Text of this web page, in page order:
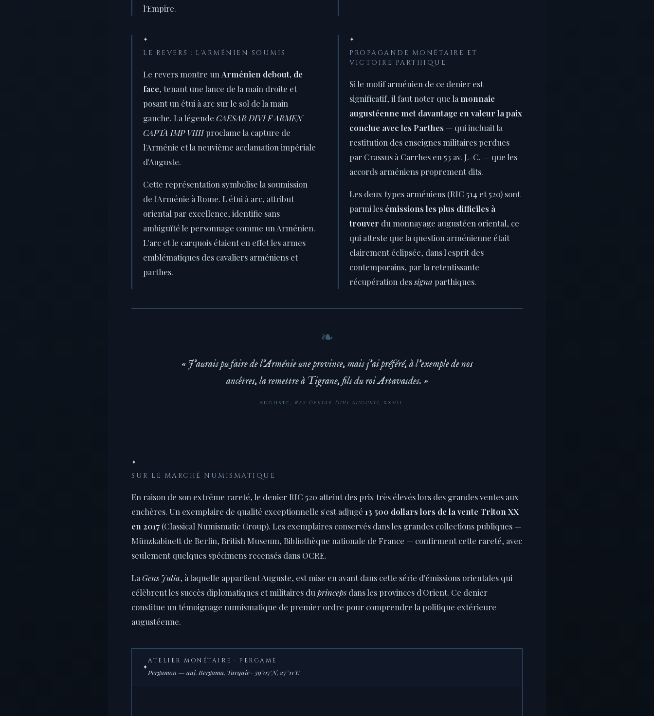
l'Empire.
✦
LE REVERS : L'ARMÉNIEN SOUMIS
Le revers montre un Arménien debout, de
face, tenant une lance de la main droite et
posant un étui à arc sur le sol de la main
gauche. La légende CAESAR DIVI F ARMEN
CAPTA IMP VIIIIproclame la capture de
l'Arménie et la neuvième acclamation impériale
d'Auguste.
Cette représentation symbolise la soumission
de l'Arménie à Rome. L'étui à arc, attribut
oriental par excellence, identifie sans
ambiguïté le personnage comme un Arménien.
L'arc et le carquois étaient en effet les armes
emblématiques des cavaliers arméniens et
parthes.
✦
PROPAGANDE MONÉTAIRE ET
VICTOIRE PARTHIQUE
Si le motif arménien de ce denier est
significatif, il faut noter que la monnaie
augustéenne met davantage en valeur la paix
conclue avec les Parthes — qui incluait la
restitution des enseignes militaires perdues
par Crassus à Carrhes en 53 av. J.-C. — que les
accords arméniens proprement dits.
Les deux types arméniens (RIC 514 et 520) sont
parmi les émissions les plus difficiles à
trouver du monnayage augustéen oriental, ce
qui atteste que la question arménienne était
clairement éclipsée, dans l'esprit des
contemporains, par la retentissante
récupération dessigna parthiques.
« J'aurais pu faire de l'Arménie une province, mais j'ai préféré, à l'exemple de nos
ancêtres, la remettre à Tigrane, fils du roi Artavasdes. »
— Auguste, Res Gestae Divi Augusti, XXVII
✦
SUR LE MARCHÉ NUMISMATIQUE
En raison de son extrême rareté, le denier RIC 520 atteint des prix très élevés lors des grandes ventes aux
enchères. Un exemplaire de qualité exceptionnelle s'est adjugé 13 500 dollars lors de la vente Triton XX
en 2017 (Classical Numismatic Group). Les exemplaires conservés dans les grandes collections publiques —
Münzkabinett de Berlin, British Museum, Bibliothèque nationale de France — confirment cette rareté, avec
seulement quelques spécimens recensés dans OCRE.
La Gens Julia, à laquelle appartient Auguste, est mise en avant dans cette série d'émissions orientales qui
célèbrent les succès diplomatiques et militaires du princeps dans les provinces d'Orient. Ce denier
constitue un témoignage numismatique de premier ordre pour comprendre la politique extérieure
augustéenne.
✦
ATELIER MONÉTAIRE · PERGAME
Pergamon — auj. Bergama, Turquie · 39°07'N, 27°11'E